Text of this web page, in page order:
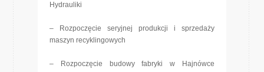
Hydrauliki
– Rozpoczęcie seryjnej produkcji i sprzedaży
maszyn recyklingowych
– Rozpoczęcie budowy fabryki w Hajnówce